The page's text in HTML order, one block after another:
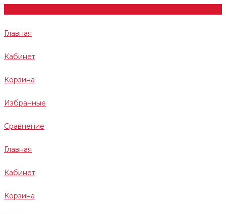
Главная
Кабинет
Корзина
Избранные
Сравнение
Главная
Кабинет
Корзина